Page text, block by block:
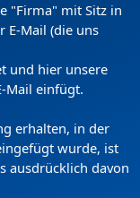
| alle Rechte
"Firma" mit Sitz in
E-Mail (die uns
und hier unsere
Mail einfügt.
erhalten, in der
wurde, ist
ausdrücklich davon